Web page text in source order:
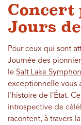
Concert
Jours
Pour ceux qui sont
Journée des
le Salt Lake
exceptionnelle vous
l'histoire de l'État.
introspective de
racontent, à travers